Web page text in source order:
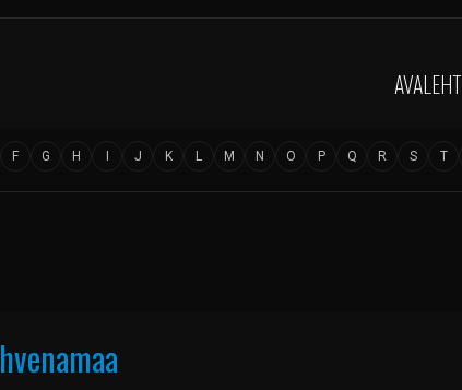
AVALEHT
F G H J K L M N O P Q R S T